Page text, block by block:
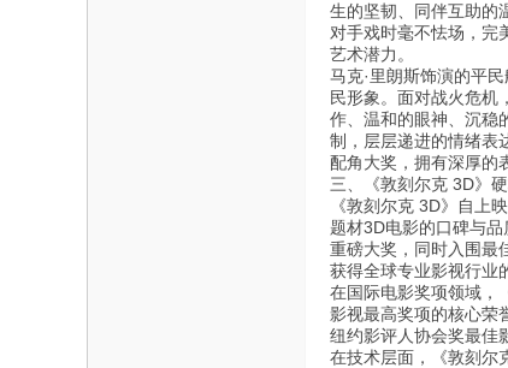
生的坚韧、同伴互助的
对手戏时毫不怯场，完
艺术潜力。
马克·里朗斯饰演的平
民形象。面对战火危机
作、温和的眼神、沉稳
制，层层递进的情绪表
配角大奖，拥有深厚的
三、《敦刻尔克 3D》
《敦刻尔克 3D》自上
题材3D电影的口碑与
重磅大奖，同时入围最
获得全球专业影视行业
在国际电影奖项领域，
影视最高奖项的核心荣
纽约影评人协会奖最佳
在技术层面，《敦刻尔